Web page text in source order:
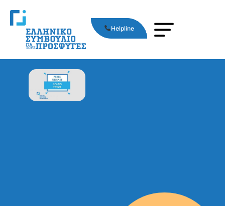
Helpline